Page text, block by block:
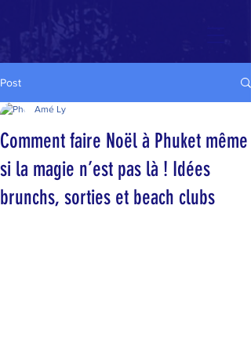
Post
Comment faire Noël à Phuket même
si la magie n’est pas là ! Idées
brunchs, sorties et beach clubs
Amé Ly